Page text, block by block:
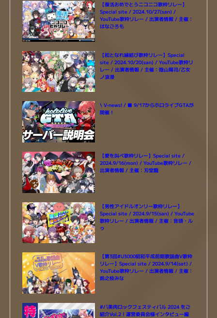
【復活おめでとうニコニコ歌枠リレー】
Special site / 2024.10/27(san) /
YouTube歌枠リレー / 出演者情報 / 主催：
はなごろも
【和となれ縁結び歌枠リレー】Special
site / 2024.10/20(san) / YouTube歌枠リ
レー / 出演者情報 / 主催：陰山陽司/乙女
ノ浪漫
\ V-news! / ■ 9/17からホロライブGTAが
開催！
【愛を叫べ歌枠リレー】Special site /
2024.9/16(mon) / YouTube歌枠リレー /
出演者情報 / 主催：刃堂朧
【男性アイドルオンリー歌枠リレー】
Special site / 2024.9/15(san) / YouTube
歌枠リレー / 出演者情報 / 主催：音頭・ル
ゥ
【第3回#U3000昭和平成前期歌謡曲V歌枠
リレー】Special site / 2024.9/14(sat) /
YouTube歌枠リレー / 出演者情報 / 主催：
鈴之枝みな
#バ美肉ロックフェスティバル 2024 をご
紹介Vol.2！運営委員会様インタビュー編